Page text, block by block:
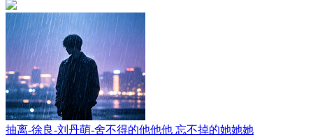
抽离-徐良-刘丹萌-舍不得的他他他 忘不掉的她她她